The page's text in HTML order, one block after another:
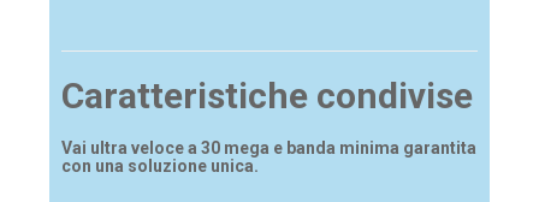
Caratteristiche condivise
Vai ultra veloce a 30 mega e banda minima garantita
con una soluzione unica.